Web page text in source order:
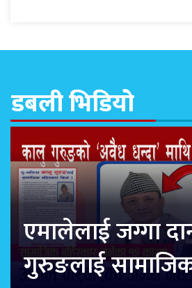
डबली भिडियो
एमालेलाई जग्गा
गुरुङलाई